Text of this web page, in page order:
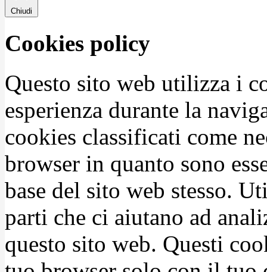
Chiudi
Cookies policy
Questo sito web utilizza i
esperienza durante la
cookies classificati come
browser in quanto sono
base del sito web stesso.
parti che ci aiutano ad
questo sito web. Questi